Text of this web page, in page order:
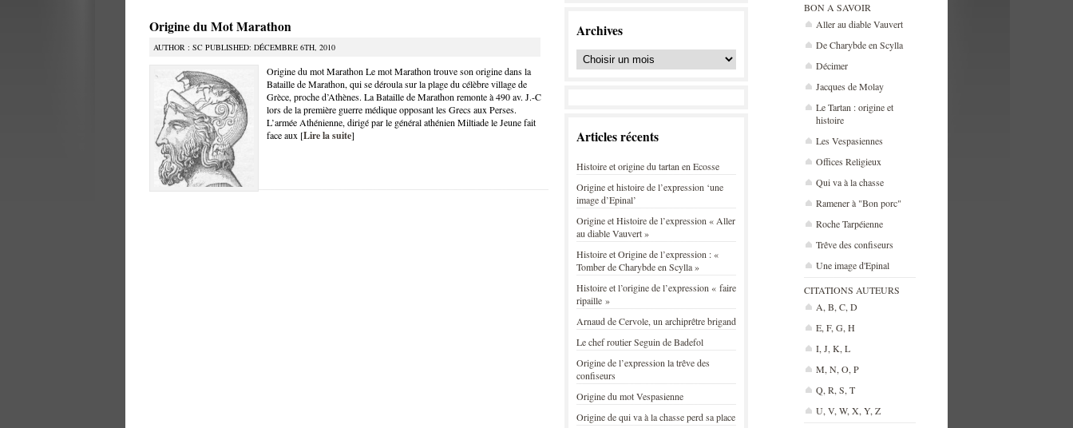
BON A SAVOIR
Aller au diable Vauvert
De Charybde en Scylla
Décimer
Jacques de Molay
Le Tartan : origine et
histoire
Les Vespasiennes
Offices Religieux
Qui va à la chasse
Ramener à "Bon porc"
Roche Tarpéienne
Trêve des confiseurs
Une image d'Epinal
CITATIONS AUTEURS
A, B, C, D
E, F, G, H
I, J, K, L
M, N, O, P
Q, R, S, T
U, V, W, X, Y, Z
Origine du Mot Marathon
AUTHOR : SC PUBLISHED: DÉCEMBRE 6TH, 2010
Origine du mot Marathon Le mot Marathon trouve son origine dans la
Bataille de Marathon, qui se déroula sur la plage du célèbre village de
Grèce, proche d’Athènes. La Bataille de Marathon remonte à 490 av. J.-C
lors de la première guerre médique opposant les Grecs aux Perses.
L’armée Athénienne, dirigé par le général athénien Miltiade le Jeune fait
face aux [Lire la suite]
Archives
Articles récents
Histoire et origine du tartan en Ecosse
Origine et histoire de l’expression ‘une
image d’Epinal’
Origine et Histoire de l’expression « Aller
au diable Vauvert »
Histoire et Origine de l’expression : «
Tomber de Charybde en Scylla »
Histoire et l’origine de l’expression « faire
ripaille »
Arnaud de Cervole, un archiprêtre brigand
Le chef routier Seguin de Badefol
Origine de l’expression la trêve des
confiseurs
Origine du mot Vespasienne
Origine de qui va à la chasse perd sa place